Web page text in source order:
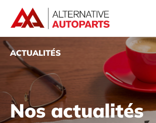
ACTUALITÉS
Nos actualités